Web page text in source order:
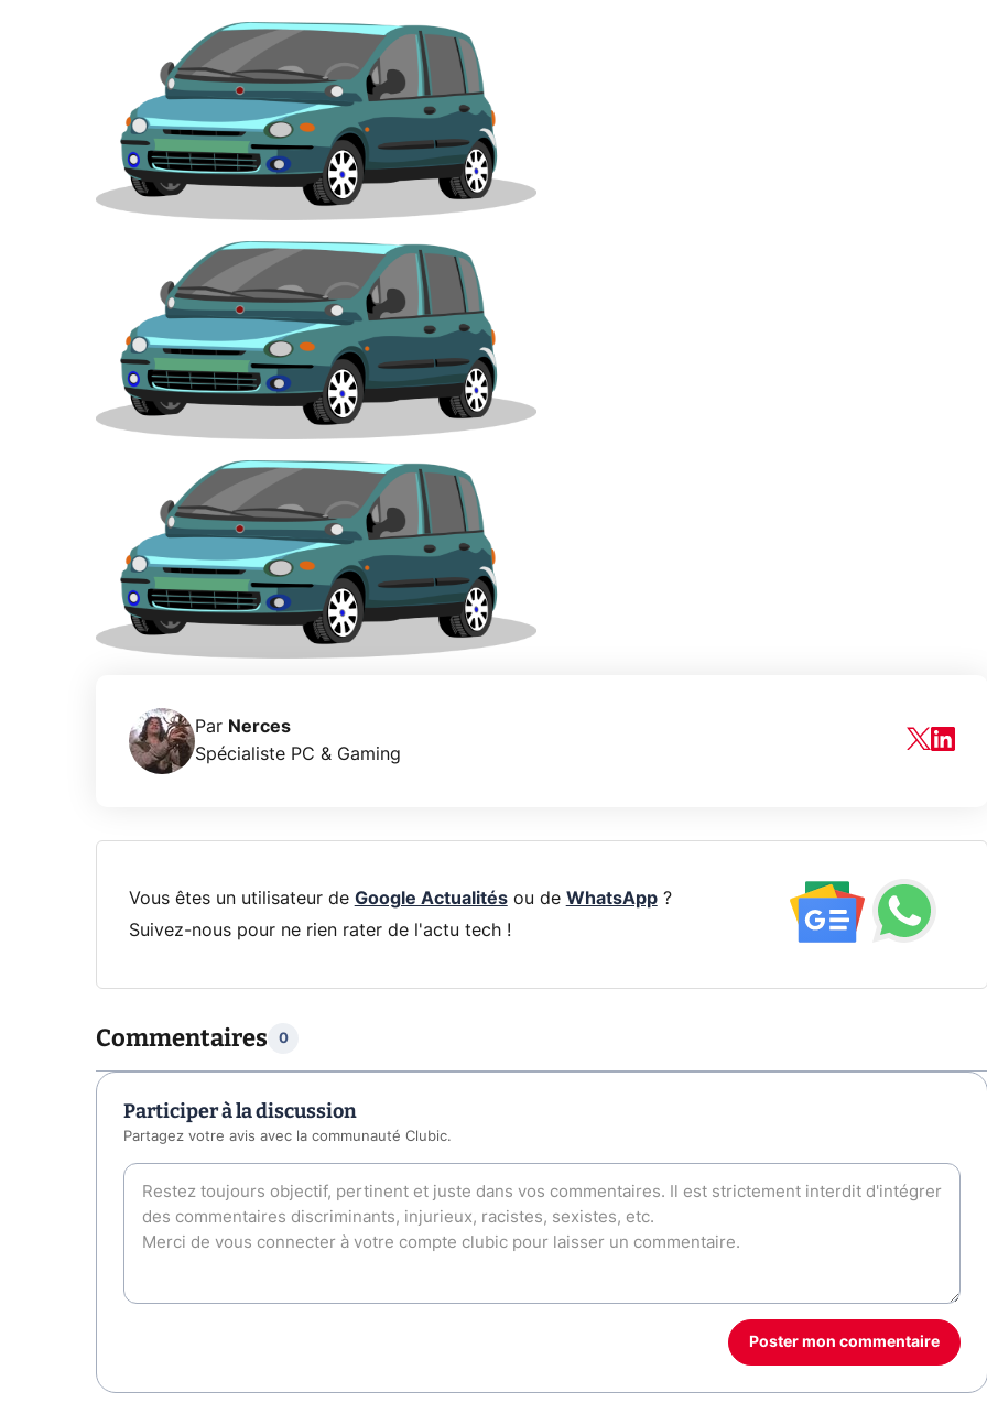
Par Nerces
Spécialiste PC & Gaming
Vous êtes un utilisateur de Google Actualitésou de WhatsApp?
Suivez-nous pour ne rien rater de l'actu tech !
Commentaires 0
Participer à la discussion
Partagez votre avis avec la communauté Clubic.
Poster mon commentaire